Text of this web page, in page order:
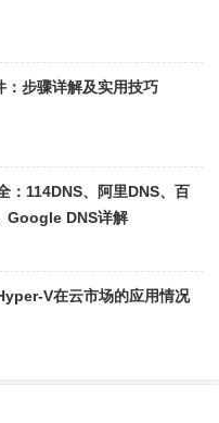
步骤详解及实用技巧
：114DNS、阿里DNS、百
Google DNS详解
V在云市场的应用情况